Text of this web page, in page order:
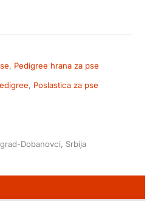
, Pedigree hrana za pse
, Poslastica za pse
Dobanovci, Srbija